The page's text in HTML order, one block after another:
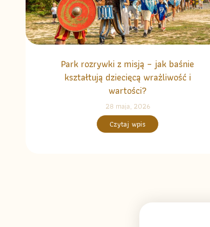
Park rozrywki z misją – jak baśnie
kształtują dziecięcą wrażliwość i
wartości?
28 maja, 2026
Czytaj wpis